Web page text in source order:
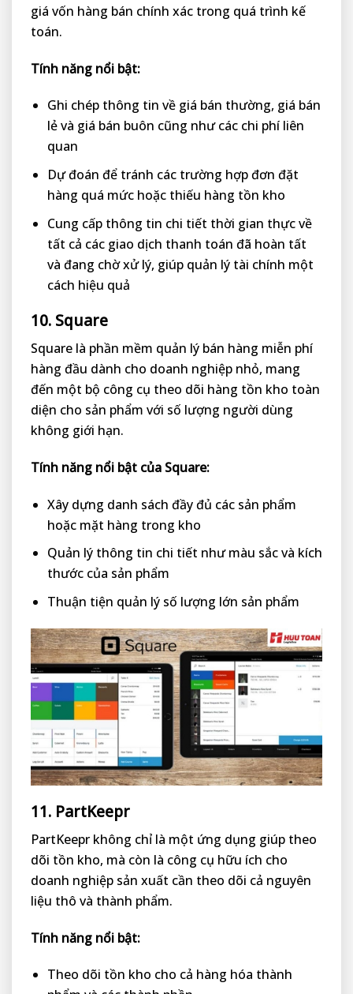
giá vốn hàng bán chính xác trong quá trình kế
toán.
Tính năng nổi bật:
Ghi chép thông tin về giá bán thường, giá bán
lẻ và giá bán buôn cũng như các chi phí liên
quan
Dự đoán để tránh các trường hợp đơn đặt
hàng quá mức hoặc thiếu hàng tồn kho
Cung cấp thông tin chi tiết thời gian thực về
tất cả các giao dịch thanh toán đã hoàn tất
và đang chờ xử lý, giúp quản lý tài chính một
cách hiệu quả
10. Square
Square là phần mềm quản lý bán hàng miễn phí
hàng đầu dành cho doanh nghiệp nhỏ, mang
đến một bộ công cụ theo dõi hàng tồn kho toàn
diện cho sản phẩm với số lượng người dùng
không giới hạn.
Tính năng nổi bật của Square:
Xây dựng danh sách đầy đủ các sản phẩm
hoặc mặt hàng trong kho
Quản lý thông tin chi tiết như màu sắc và kích
thước của sản phẩm
Thuận tiện quản lý số lượng lớn sản phẩm
11. PartKeepr
PartKeepr không chỉ là một ứng dụng giúp theo
dõi tồn kho, mà còn là công cụ hữu ích cho
doanh nghiệp sản xuất cần theo dõi cả nguyên
liệu thô và thành phẩm.
Tính năng nổi bật:
Theo dõi tồn kho cho cả hàng hóa thành